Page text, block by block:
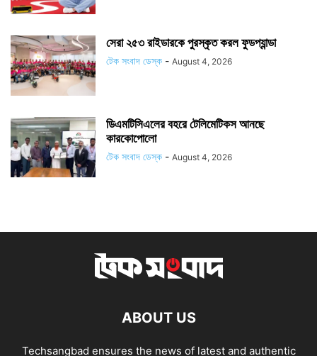
সেরা ২৫৩ রাইডারকে পুরস্কৃত করল ফুডপ্যান্ডা
টেক সংবাদ ডেস্ক - August 4, 2026
ডিএমটিসিএলের বহরে টেলিমেটিকস আনছে
কারকোপোলো
টেক সংবাদ ডেস্ক - August 4, 2026
ABOUT US
Techsangbad ensures the news of latest and authentic